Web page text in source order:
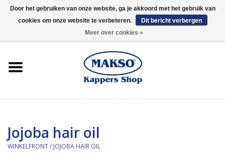
0 Artikelen - €0,00
Kaaral
Jojoba hair oil
WINKELFRONT/ JOJOBA HAIR OIL
Door het gebruiken van onze website, ga je akkoord met het gebruik van
cookies om onze website te verbeteren.
Dit bericht verbergen
Meer over cookies »